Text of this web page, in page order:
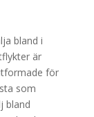
bland i
är
för
som
bland